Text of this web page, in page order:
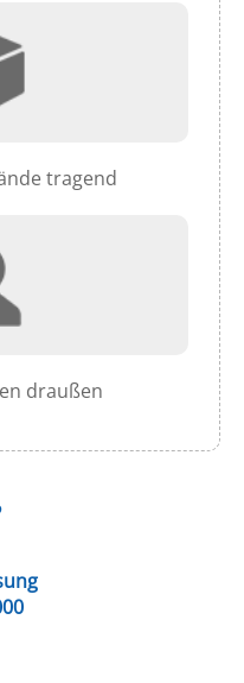
tragend
draußen